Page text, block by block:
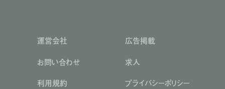
運営会社
広告掲載
お問い合わせ
求人
利用規約 プライバシーポリシー